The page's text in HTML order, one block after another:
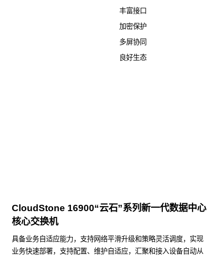
丰富接口
加密保护
多屏协同
良好生态
CloudStone 16900“云石”系列新一代数据中心
核心交换机
具备业务自适应能力，支持网络平滑升级和策略灵活调度，实现
业务快速部署，支持配置、维护自适应，汇聚和接入设备自动从